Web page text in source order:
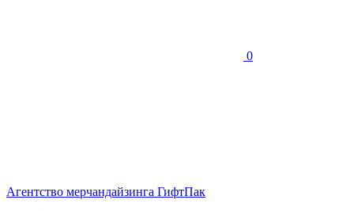
0
Агентство мерчандайзинга ГифтПак